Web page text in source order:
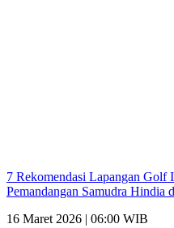
7 Rekomendasi Lapangan
Pemandangan Samudra Hindia
16 Maret 2026 | 06:00 WIB